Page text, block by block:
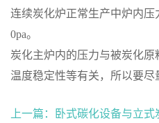
连续炭化炉正常生产中炉内压
0pa。
炭化主炉内的压力与被炭化原
温度稳定性等有关，所以要尽
上一篇：
卧式碳化设备与立式